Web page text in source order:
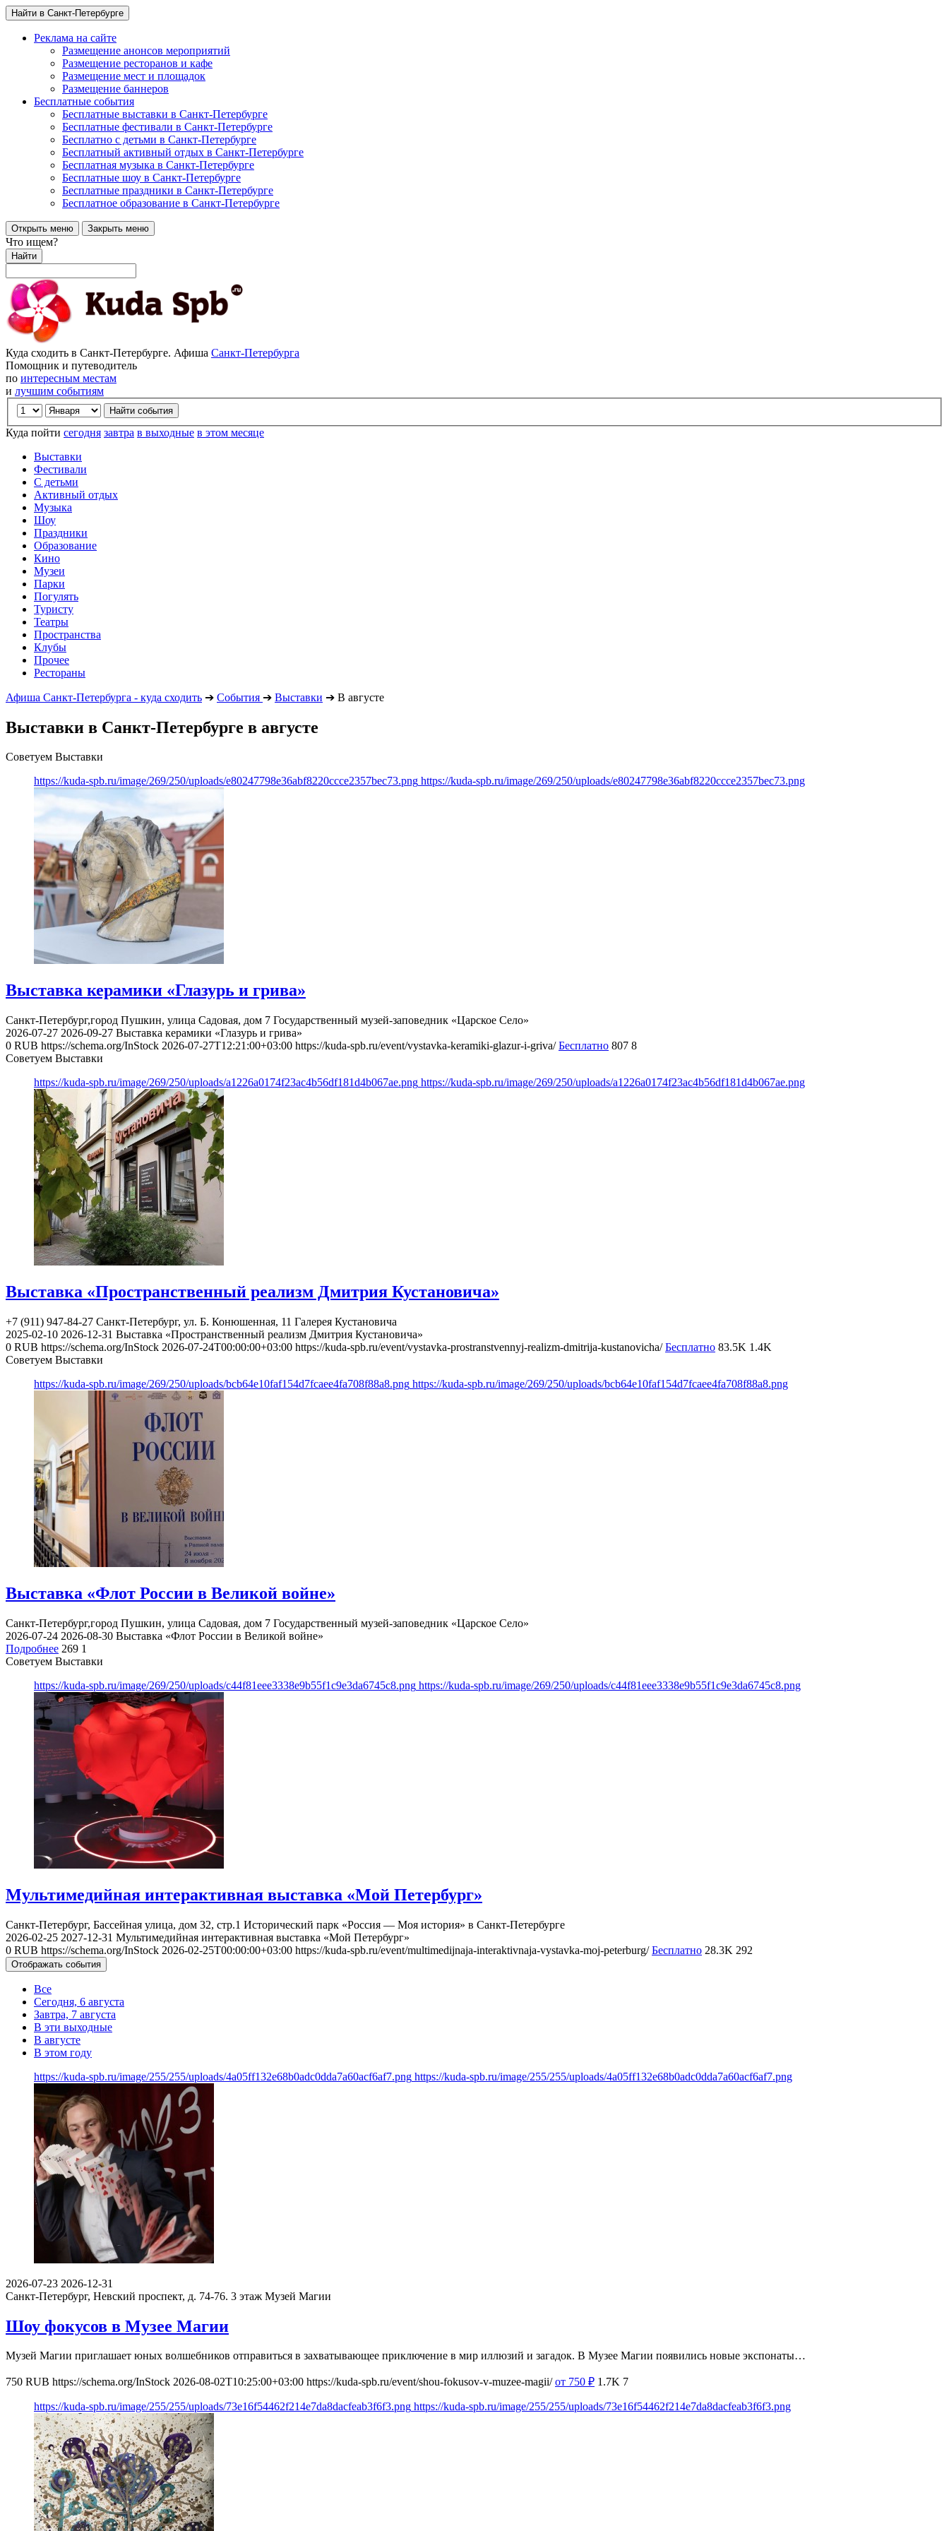
Найти в Санкт-Петербурге
Реклама на сайте
Размещение анонсов мероприятий
Размещение ресторанов и кафе
Размещение мест и площадок
Размещение баннеров
Бесплатные события
Бесплатные выставки в Санкт-Петербурге
Бесплатные фестивали в Санкт-Петербурге
Бесплатно с детьми в Санкт-Петербурге
Бесплатный активный отдых в Санкт-Петербурге
Бесплатная музыка в Санкт-Петербурге
Бесплатные шоу в Санкт-Петербурге
Бесплатные праздники в Санкт-Петербурге
Бесплатное образование в Санкт-Петербурге
Открыть меню Закрыть меню
Что ищем?
Найти
Куда сходить в Санкт-Петербурге. Афиша Санкт-Петербурга
Помощник и путеводитель
по интересным местам
и лучшим событиям
Куда пойти сегодня завтра в выходные в этом месяце
Выставки
Фестивали
С детьми
Активный отдых
Музыка
Шоу
Праздники
Образование
Кино
Музеи
Парки
Погулять
Туристу
Театры
Пространства
Клубы
Прочее
Рестораны
Афиша Санкт-Петербурга - куда сходить ➔ События ➔ Выставки ➔ В августе
Выставки в Санкт-Петербурге в августе
Советуем Выставки
https://kuda-spb.ru/image/269/250/uploads/e80247798e36abf8220ccce2357bec73.png https://kuda-spb.ru/image/269/250/uploads/e80247798e36abf8220ccce2357bec73.png
Выставка керамики «Глазурь и грива»
Санкт-Петербург,город Пушкин, улица Садовая, дом 7 Государственный музей-заповедник «Царское Село»
2026-07-27 2026-09-27 Выставка керамики «Глазурь и грива»
0 RUB https://schema.org/InStock 2026-07-27T12:21:00+03:00 https://kuda-spb.ru/event/vystavka-keramiki-glazur-i-griva/ Бесплатно 807 8
Советуем Выставки
https://kuda-spb.ru/image/269/250/uploads/a1226a0174f23ac4b56df181d4b067ae.png https://kuda-spb.ru/image/269/250/uploads/a1226a0174f23ac4b56df181d4b067ae.png
Выставка «Пространственный реализм Дмитрия Кустановича»
+7 (911) 947-84-27 Санкт-Петербург, ул. Б. Конюшенная, 11 Галерея Кустановича
2025-02-10 2026-12-31 Выставка «Пространственный реализм Дмитрия Кустановича»
0 RUB https://schema.org/InStock 2026-07-24T00:00:00+03:00 https://kuda-spb.ru/event/vystavka-prostranstvennyj-realizm-dmitrija-kustanovicha/ Бесплатно 83.5K 1.4K
Советуем Выставки
https://kuda-spb.ru/image/269/250/uploads/bcb64e10faf154d7fcaee4fa708f88a8.png https://kuda-spb.ru/image/269/250/uploads/bcb64e10faf154d7fcaee4fa708f88a8.png
Выставка «Флот России в Великой войне»
Санкт-Петербург,город Пушкин, улица Садовая, дом 7 Государственный музей-заповедник «Царское Село»
2026-07-24 2026-08-30 Выставка «Флот России в Великой войне»
Подробнее 269 1
Советуем Выставки
https://kuda-spb.ru/image/269/250/uploads/c44f81eee3338e9b55f1c9e3da6745c8.png https://kuda-spb.ru/image/269/250/uploads/c44f81eee3338e9b55f1c9e3da6745c8.png
Мультимедийная интерактивная выставка «Мой Петербург»
Санкт-Петербург, Бассейная улица, дом 32, стр.1​ Исторический парк «Россия — Моя история» в Санкт-Петербурге
2026-02-25 2027-12-31 Мультимедийная интерактивная выставка «Мой Петербург»
0 RUB https://schema.org/InStock 2026-02-25T00:00:00+03:00 https://kuda-spb.ru/event/multimedijnaja-interaktivnaja-vystavka-moj-peterburg/ Бесплатно 28.3K 292
Отображать события
Все
Сегодня, 6 августа
Завтра, 7 августа
В эти выходные
В августе
В этом году
https://kuda-spb.ru/image/255/255/uploads/4a05ff132e68b0adc0dda7a60acf6af7.png https://kuda-spb.ru/image/255/255/uploads/4a05ff132e68b0adc0dda7a60acf6af7.png
2026-07-23 2026-12-31
Санкт-Петербург, Невский проспект, д. 74-76. 3 этаж Музей Магии
Шоу фокусов в Музее Магии
Музей Магии приглашает юных волшебников отправиться в захватывающее приключение в мир иллюзий и загадок. В Музее Магии появились новые экспонаты…
750 RUB https://schema.org/InStock 2026-08-02T10:25:00+03:00 https://kuda-spb.ru/event/shou-fokusov-v-muzee-magii/ от 750 ₽ 1.7K 7
https://kuda-spb.ru/image/255/255/uploads/73e16f54462f214e7da8dacfeab3f6f3.png https://kuda-spb.ru/image/255/255/uploads/73e16f54462f214e7da8dacfeab3f6f3.png